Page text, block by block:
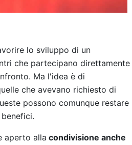
lo sviluppo di un
che partecipano direttamente
Ma l'idea è di
che avevano richiesto di
possono comunque restare
aperto alla condivisione anche